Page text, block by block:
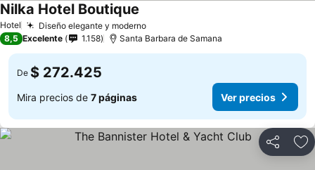
Hotel Diseño elegante y modernoVer precios
Nilka Hotel Boutique
8,5 Excelente 1.158 Santa Barbara de Samana
De $ 272.425
Mira precios de 7 páginas Ver precios
Compartir